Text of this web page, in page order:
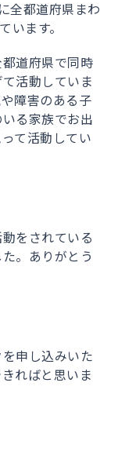
全都道府県まわ
います。
道府県で同時
活動していま
障害のある子
る家族でお出
て活動してい
をされている
。ありがとう
申し込みいた
ればと思いま